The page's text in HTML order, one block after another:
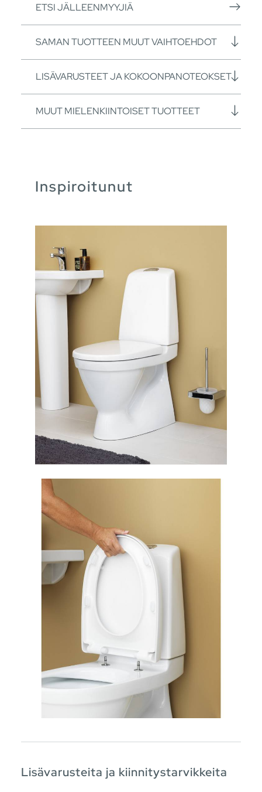
ETSI JÄLLEENMYYJIÄ
SAMAN TUOTTEEN MUUT VAIHTOEHDOT
LISÄVARUSTEET JA KOKOONPANOTEOKSET
MUUT MIELENKIINTOISET TUOTTEET
Inspiroitunut
Lisävarusteita ja kiinnitystarvikkeita